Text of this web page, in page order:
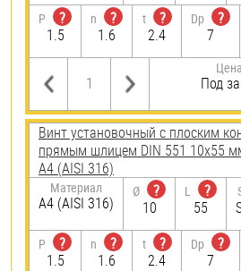
P
?
1.5
n
?
1.6
t
?
2.4
Dp
?
7
Под
Винт установочный с плоским
прямым шлицем DIN 551 10х55
A4 (AISI 316)
Материал
A4 (AISI 316)
Ø
?
10
L
?
55
P
?
1.5
n
?
1.6
t
?
2.4
Dp
?
7